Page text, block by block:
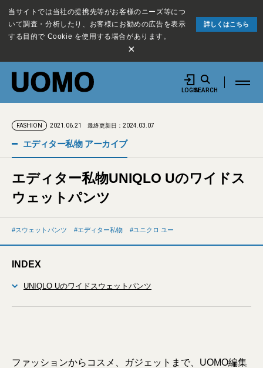
当サイトでは当社の提携先等がお客様のニーズ等につ
いて調査・分析したり、お客様にお勧めの広告を表示
する目的で Cookie を使用する場合があります。
詳しくはこちら
×
LOGINSEARCH
FASHION 2021.06.21 最終更新日：2024.03.07
エディター私物 アーカイブ
エディター私物UNIQLO Uのワイドス
ウェットパンツ
スウェットパンツ エディター私物 ユニクロ ユー
INDEX
UNIQLO Uのワイドスウェットパンツ
ファッションからコスメ、ガジェットまで、UOMO編集